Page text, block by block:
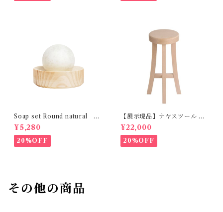
Soap set Round natural H
ETKINEN
¥5,280
20%OFF
【展示現品】ナヤスツール M
GREENHOLT
¥22,000
20%OFF
その他の商品